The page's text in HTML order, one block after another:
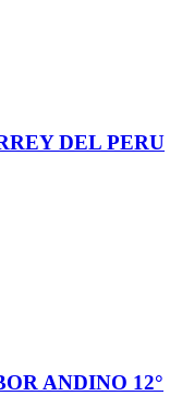
DEL PERU
ANDINO 12°